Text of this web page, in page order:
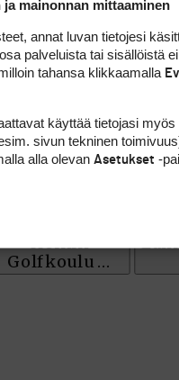
ja mainonnan mittaaminen
annat luvan tietojesi
palveluista tai sisällöistä
tahansa klikkaamalla
käyttää tietojasi
sivun tekninen
alla olevan Asetukset -